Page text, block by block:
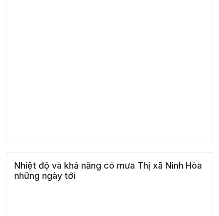
Nhiệt độ và khả năng có mưa Thị xã Ninh Hòa
những ngày tới